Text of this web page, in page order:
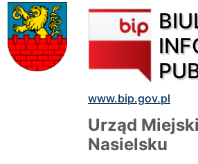
www.bip.gov.pl
Urząd
Nasielsku